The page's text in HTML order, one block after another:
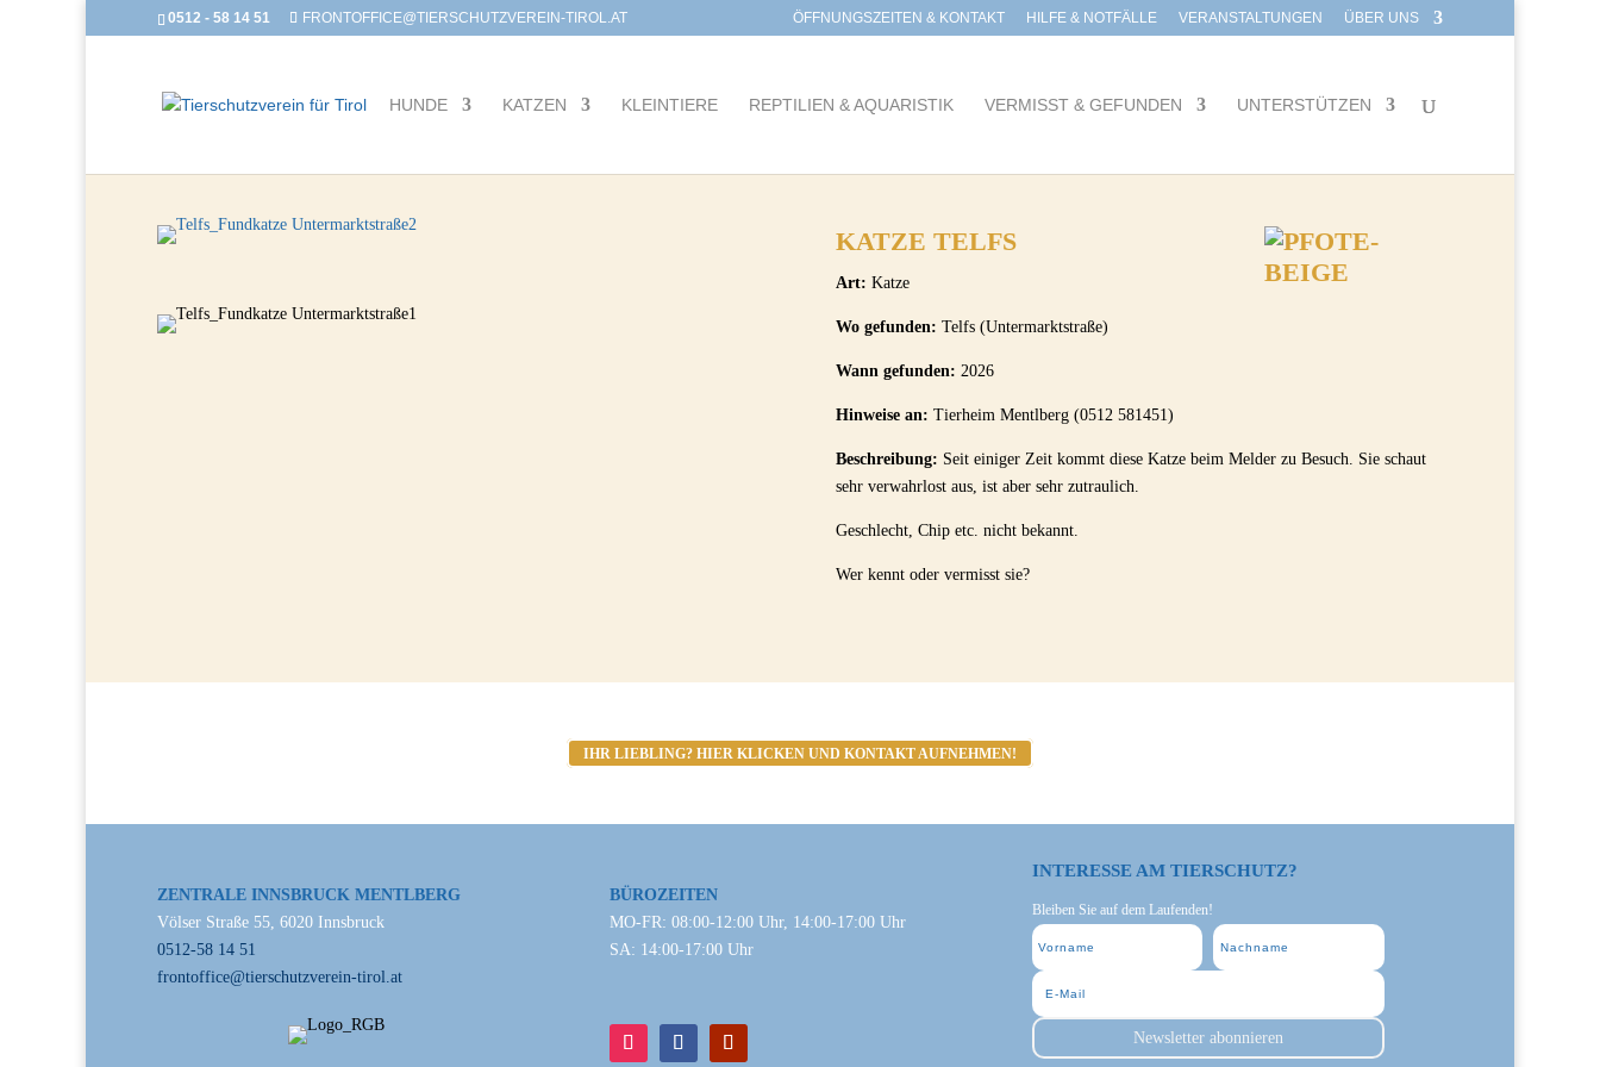
0512 - 58 14 51 FRONTOFFICE@TIERSCHUTZVEREIN-TIROL.AT ÖFFNUNGSZEITEN & KONTAKT HILFE & NOTFÄLLE VERANSTALTUNGEN ÜBER UNS
HUNDE KATZEN KLEINTIERE REPTILIEN & AQUARISTIK VERMISST & GEFUNDEN UNTERSTÜTZEN
KATZE TELFS
Art: Katze
Wo gefunden: Telfs (Untermarktstraße)
Wann gefunden: 2026
Hinweise an: Tierheim Mentlberg (0512 581451)
Beschreibung: Seit einiger Zeit kommt diese Katze beim Melder zu Besuch. Sie schaut
sehr verwahrlost aus, ist aber sehr zutraulich.
Geschlecht, Chip etc. nicht bekannt.
Wer kennt oder vermisst sie?
IHR LIEBLING? HIER KLICKEN UND KONTAKT AUFNEHMEN!
ZENTRALE INNSBRUCK MENTLBERG
Völser Straße 55, 6020 Innsbruck
0512-58 14 51
frontoffice@tierschutzverein-tirol.at
BÜROZEITEN
MO-FR: 08:00-12:00 Uhr, 14:00-17:00 Uhr
SA: 14:00-17:00 Uhr
INTERESSE AM TIERSCHUTZ?
Bleiben Sie auf dem Laufenden!
Newsletter abonnieren